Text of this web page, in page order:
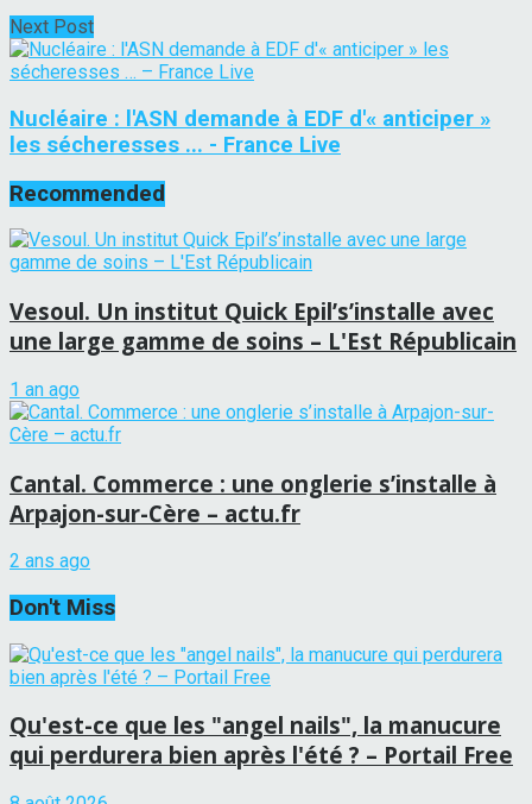
Next Post
Nucléaire : l'ASN demande à EDF d'« anticiper »
les sécheresses ... - France Live
Recommended
Vesoul. Un institut Quick Epil’s’installe avec
une large gamme de soins – L'Est Républicain
1 an ago
Cantal. Commerce : une onglerie s’installe à
Arpajon-sur-Cère – actu.fr
2 ans ago
Don't Miss
Qu'est-ce que les "angel nails", la manucure
qui perdurera bien après l'été ? – Portail Free